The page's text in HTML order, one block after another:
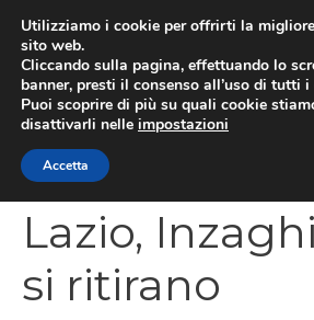
contenuto
Lazio,
si ritirano
Utilizziamo i cookie per offrirti la
sito web.
Cliccando sulla pagina, effettuando lo
banner, presti il consenso all’uso di tutti
Puoi scoprire di più su quali cookie
disattivarli nelle impostazioni
Accetta